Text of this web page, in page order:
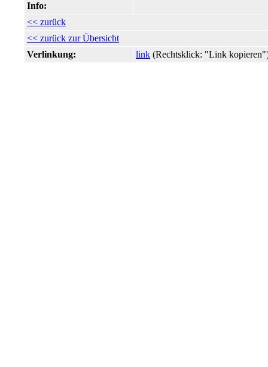
Info:
<< zurück
<< zurück zur Übersicht
Verlinkung:
link (Rechtsklick: "Link